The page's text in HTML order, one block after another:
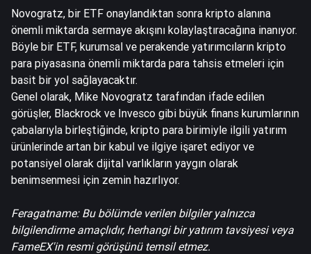
Novogratz, bir ETF onaylandıktan sonra kripto alanına
önemli miktarda sermaye akışını kolaylaştıracağına inanıyor.
Böyle bir ETF, kurumsal ve perakende yatırımcıların kripto
para piyasasına önemli miktarda para tahsis etmeleri için
basit bir yol sağlayacaktır.
Genel olarak, Mike Novogratz tarafından ifade edilen
görüşler, Blackrock ve Invesco gibi büyük finans kurumlarının
çabalarıyla birleştiğinde, kripto para birimiyle ilgili yatırım
ürünlerinde artan bir kabul ve ilgiye işaret ediyor ve
potansiyel olarak dijital varlıkların yaygın olarak
benimsenmesi için zemin hazırlıyor.
Feragatname: Bu bölümde verilen bilgiler yalnızca
bilgilendirme amaçlıdır, herhangi bir yatırım tavsiyesi veya
FameEX'in resmi görüşünü temsil etmez.